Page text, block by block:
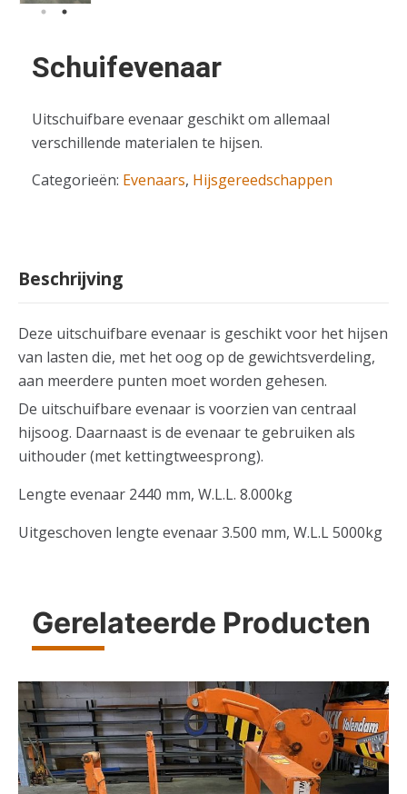
Schuifevenaar
Uitschuifbare evenaar geschikt om allemaal
verschillende materialen te hijsen.
Categorieën: Evenaars, Hijsgereedschappen
Beschrijving
Deze uitschuifbare evenaar is geschikt voor het hijsen
van lasten die, met het oog op de gewichtsverdeling,
aan meerdere punten moet worden gehesen.
De uitschuifbare evenaar is voorzien van centraal
hijsoog. Daarnaast is de evenaar te gebruiken als
uithouder (met kettingtweesprong).
Lengte evenaar 2440 mm, W.L.L. 8.000kg
Uitgeschoven lengte evenaar 3.500 mm, W.L.L 5000kg
Gerelateerde Producten